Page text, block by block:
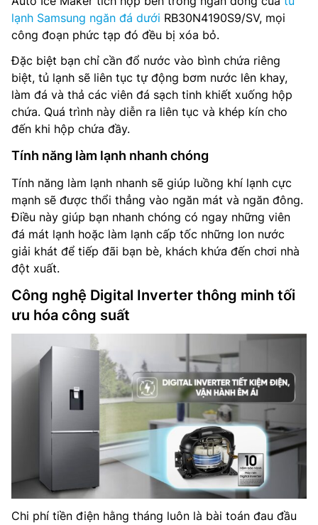
lạnh Samsung ngăn đá dưới RB30N4190S9/SV, mọi
công đoạn phức tạp đó đều bị xóa bỏ.
Đặc biệt bạn chỉ cần đổ nước vào bình chứa riêng
biệt, tủ lạnh sẽ liên tục tự động bơm nước lên khay,
làm đá và thả các viên đá sạch tinh khiết xuống hộp
chứa. Quá trình này diễn ra liên tục và khép kín cho
đến khi hộp chứa đầy.
Tính năng làm lạnh nhanh chóng
Tính năng làm lạnh nhanh sẽ giúp luồng khí lạnh cực
mạnh sẽ được thổi thẳng vào ngăn mát và ngăn đông.
Điều này giúp bạn nhanh chóng có ngay những viên
đá mát lạnh hoặc làm lạnh cấp tốc những lon nước
giải khát để tiếp đãi bạn bè, khách khứa đến chơi nhà
đột xuất.
Công nghệ Digital Inverter thông minh tối
ưu hóa công suất
Chi phí tiền điện hằng tháng luôn là bài toán đau đầu